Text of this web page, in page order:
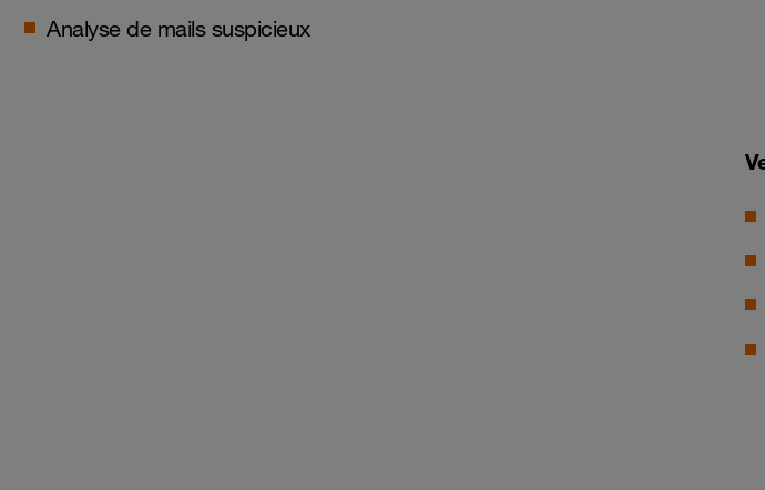
Analyse de mails suspicieux